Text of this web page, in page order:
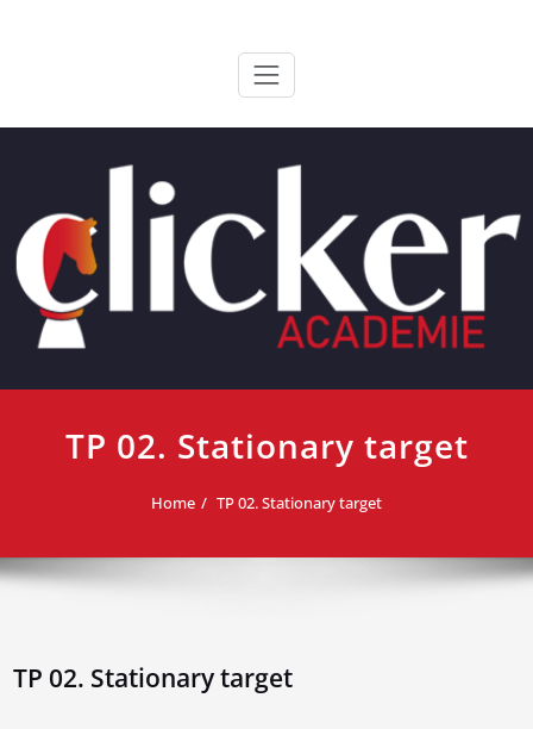
ClickerAcademie
TP 02. Stationary target
Home TP 02. Stationary target
TP 02. Stationary target